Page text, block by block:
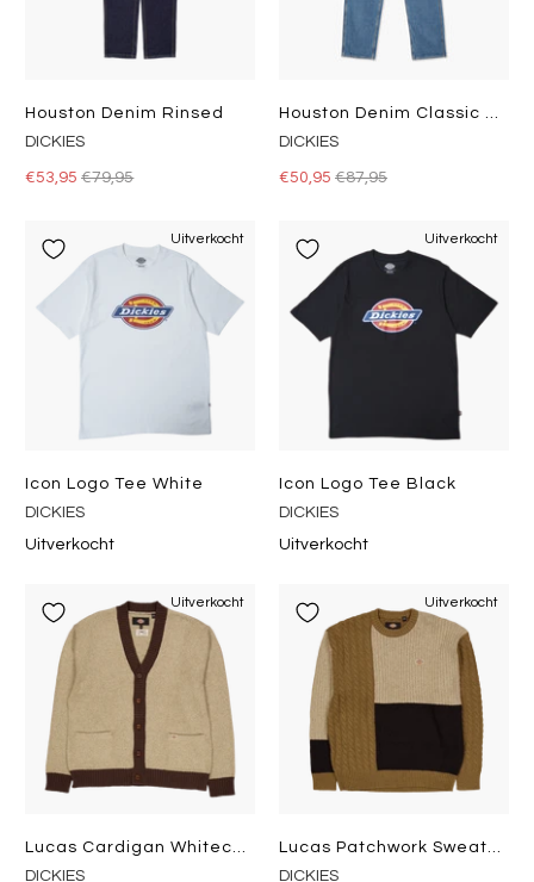
Houston Denim Rinsed
DICKIES
€53,95€79,95
Houston Denim Classic Blue
DICKIES
€50,95 €87,95
Uitverkocht
Icon Logo Tee White
DICKIES
Uitverkocht
Uitverkocht
Icon Logo Tee Black
DICKIES
Uitverkocht
Uitverkocht
Lucas Cardigan Whitecap Gray
DICKIES
Uitverkocht
Lucas Patchwork Sweater Black
DICKIES